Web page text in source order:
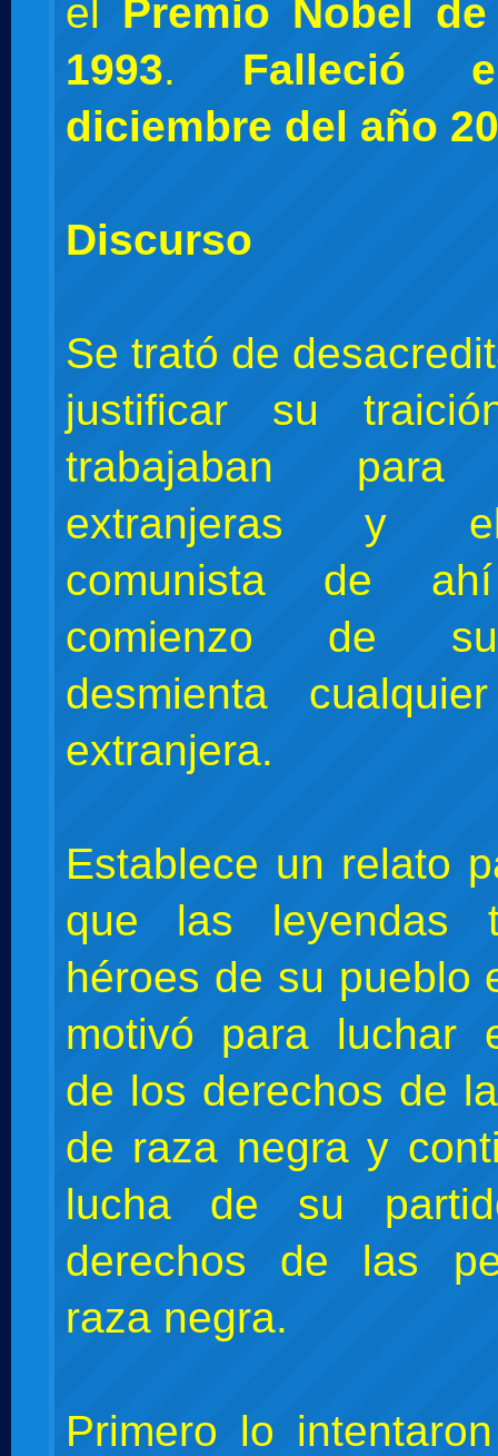
el
Premio Nobel
1993.
diciembre del año
Discurso
Se trató de
justificar su
trabajaban para
extranjeras y
comunista de
comienzo de
desmienta
extranjera.
Establece un relato
que las leyendas
héroes de su pueblo
motivó para luchar
de los derechos de
de raza negra y
lucha de su
derechos de las
raza negra.
Primero lo